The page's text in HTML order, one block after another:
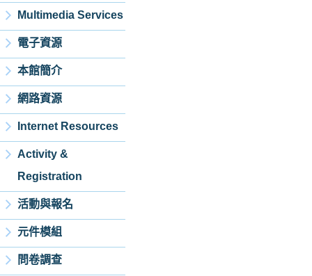
Multimedia Services
電子資源
本館簡介
網路資源
Internet Resources
Activity &
Registration
活動與報名
元件模組
問卷調查